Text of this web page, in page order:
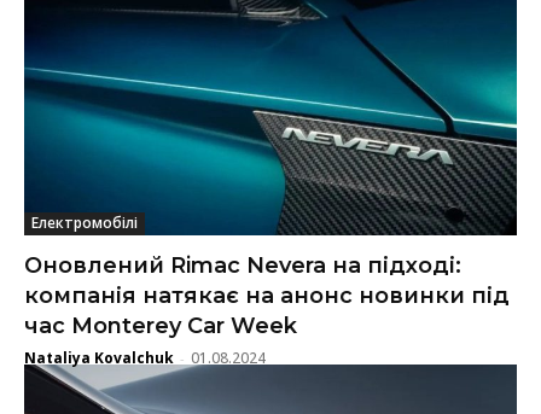
Електромобілі
Оновлений Rimac Nevera на підході:
компанія натякає на анонс новинки під
час Monterey Car Week
Nataliya Kovalchuk - 01.08.2024